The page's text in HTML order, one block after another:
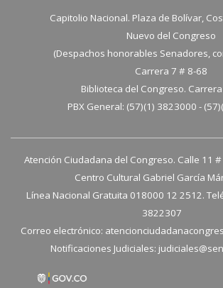
Capitolio Nacional. Plaza de Bolívar,
Nuevo del Congreso
(Despachos honorables Senadores,
Carrera 7 # 8-68
Biblioteca del Congreso.
PBX General: (57)(1) 3823000 -
Atención Ciudadana del Congreso. Calle 11
Centro Cultural Gabriel García
Línea Nacional Gratuita 018000 12 2512.
3822307
Correo electrónico:
Notificaciones Judiciales: